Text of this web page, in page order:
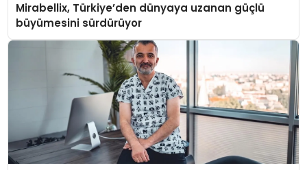
Mirabellix, Türkiye’den dünyaya uzanan güçlü
büyümesini sürdürüyor